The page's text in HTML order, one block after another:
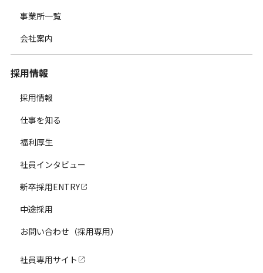
事業所一覧
会社案内
採用情報
採用情報
仕事を知る
福利厚生
社員インタビュー
新卒採用ENTRY
中途採用
お問い合わせ（採用専用）
社員専用サイト